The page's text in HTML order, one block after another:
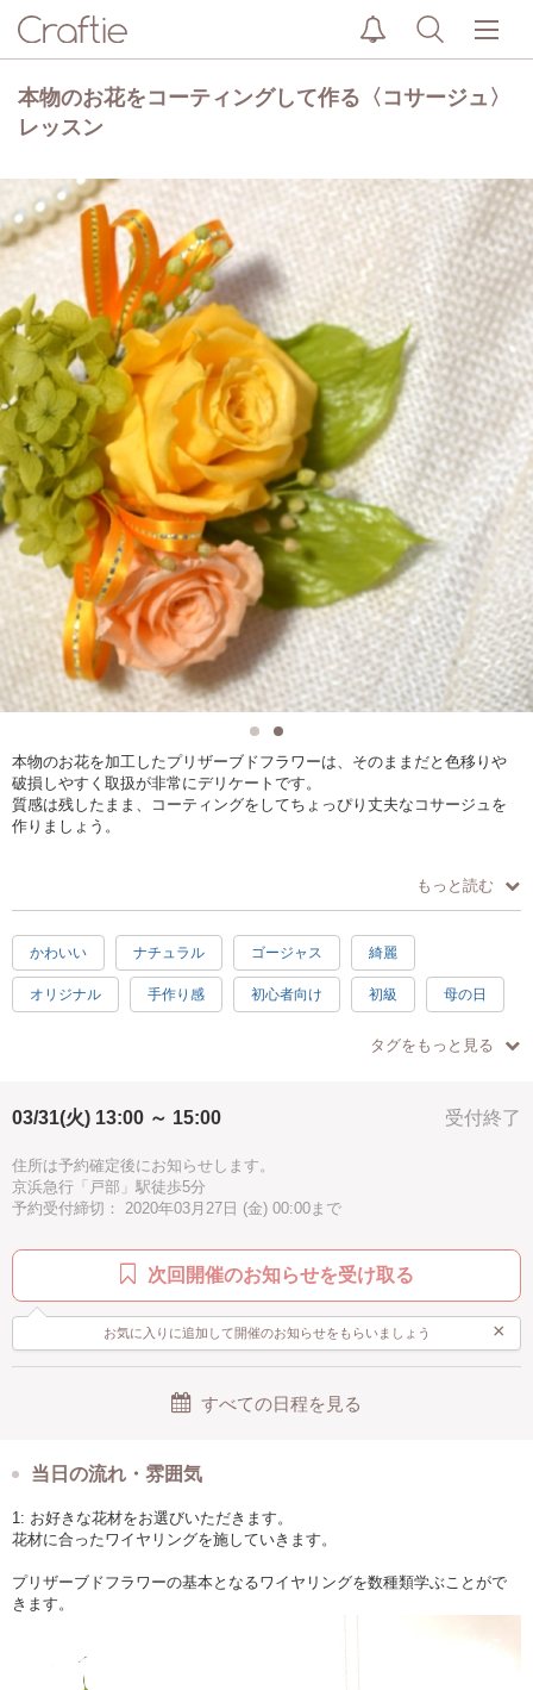
本物のお花をコーティングして作る〈コサージュ〉
レッスン
本物のお花を加工したプリザーブドフラワーは、そのままだと色移りや
破損しやすく取扱が非常にデリケートです。
質感は残したまま、コーティングをしてちょっぴり丈夫なコサージュを
作りましょう。
もっと読む
かわいい ナチュラル ゴージャス 綺麗
オリジナル 手作り感 初心者向け 初級 母の日
素敵
2時間 春 親子で参加 お手頃
ピンク グリーン ホワイト
パープル ブルー 水色 徒歩5分以内
タグをもっと見る
受付終了
03/31(火) 13:00 ～ 15:00
住所は予約確定後にお知らせします。
京浜急行「戸部」駅徒歩5分
予約受付締切： 2020年03月27日 (金) 00:00まで
次回開催のお知らせを受け取る
お気に入りに追加して開催のお知らせをもらいましょう ×
すべての日程を見る
当日の流れ・雰囲気
1: お好きな花材をお選びいただきます。
花材に合ったワイヤリングを施していきます。
プリザーブドフラワーの基本となるワイヤリングを数種類学ぶことがで
きます。